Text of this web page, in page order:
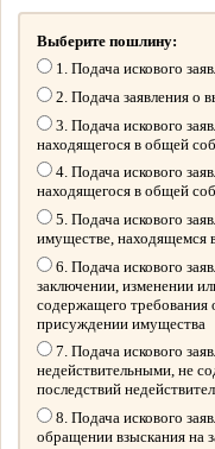
Выберите пошлину:
1. Подача искового
2. Подача заявления о
3. Подача искового
находящегося в общей
4. Подача искового
находящегося в общей
5. Подача искового
имуществе, находящемся
6. Подача искового
заключении, изменении
содержащего требования
присуждении имущества
7. Подача искового
недействительными, не
последствий
8. Подача искового
обращении взыскания на